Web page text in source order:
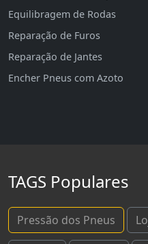
Equilibragem de Rodas
Reparação de Furos
Reparação de Jantes
Encher Pneus com Azoto
TAGS Populares
Pressão dos Pneus